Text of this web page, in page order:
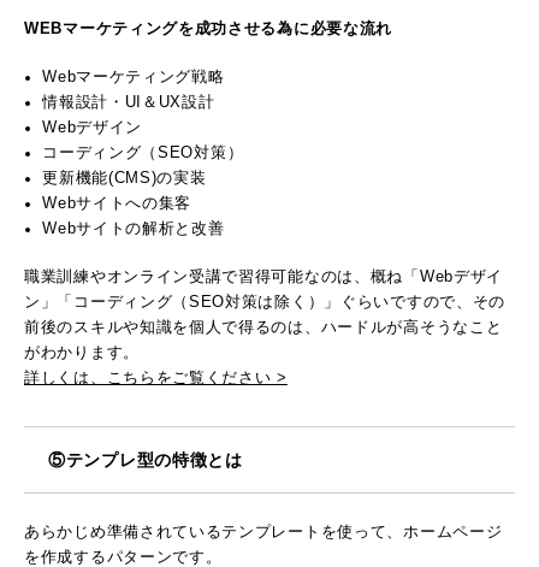
WEBマーケティングを成功させる為に必要な流れ
Webマーケティング戦略
情報設計・UI＆UX設計
Webデザイン
コーディング（SEO対策）
更新機能(CMS)の実装
Webサイトへの集客
Webサイトの解析と改善
職業訓練やオンライン受講で習得可能なのは、概ね「Webデザイ
ン」「コーディング（SEO対策は除く）」ぐらいですので、その
前後のスキルや知識を個人で得るのは、ハードルが高そうなこと
がわかります。
詳しくは、こちらをご覧ください >
⑤テンプレ型の特徴とは
あらかじめ準備されているテンプレートを使って、ホームページ
を作成するパターンです。